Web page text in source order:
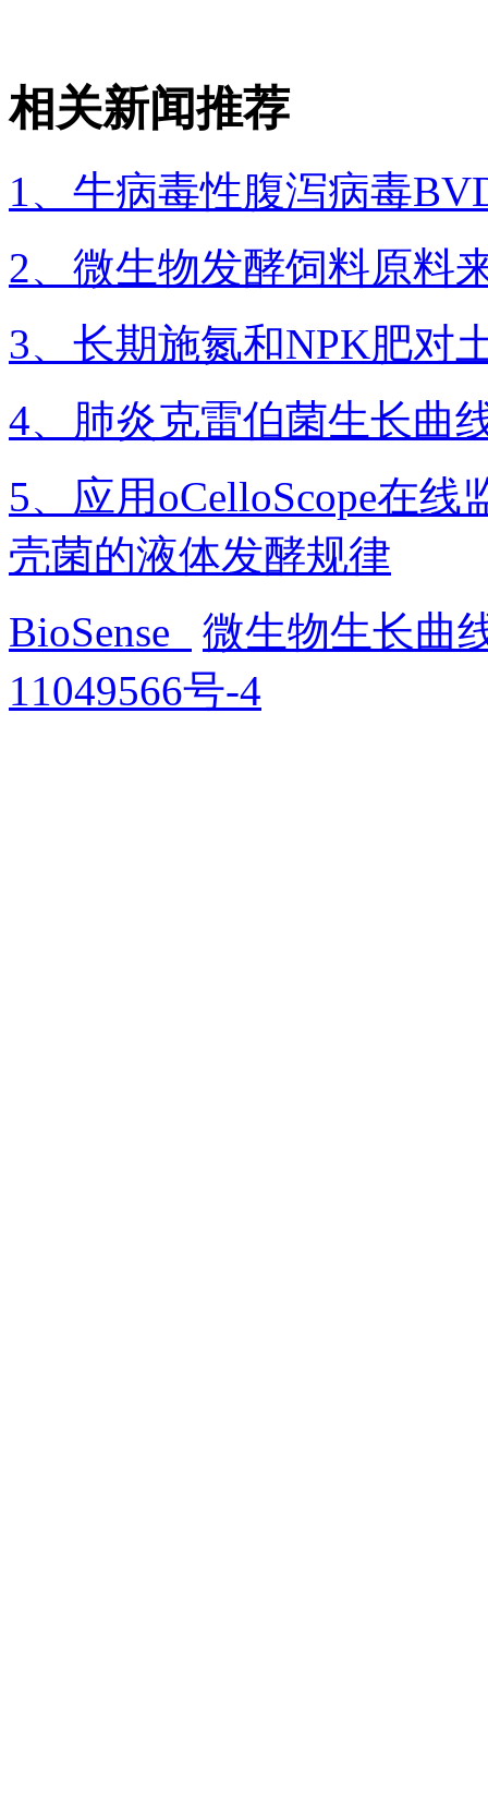
相关新闻推荐
1、牛病毒性腹泻病毒
2、微生物发酵饲料原料
3、长期施氮和NPK肥对
4、肺炎克雷伯菌生长曲
5、应用oCelloScope在
壳菌的液体发酵规律
BioSense
微生物生长曲
11049566号-4